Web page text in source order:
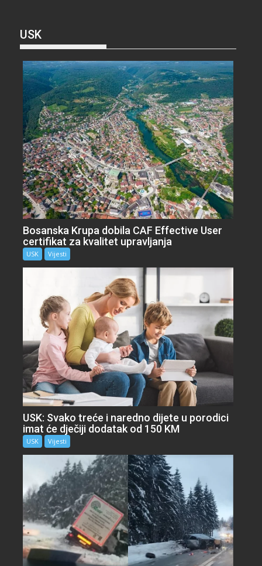
USK
Bosanska Krupa dobila CAF Effective User
certifikat za kvalitet upravljanja
USK Vijesti
USK: Svako treće i naredno dijete u porodici
imat će dječiji dodatak od 150 KM
USK Vijesti